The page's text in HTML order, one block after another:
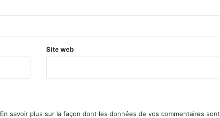
Site web
En savoir plus sur la façon dont les données de vos commentaires sont